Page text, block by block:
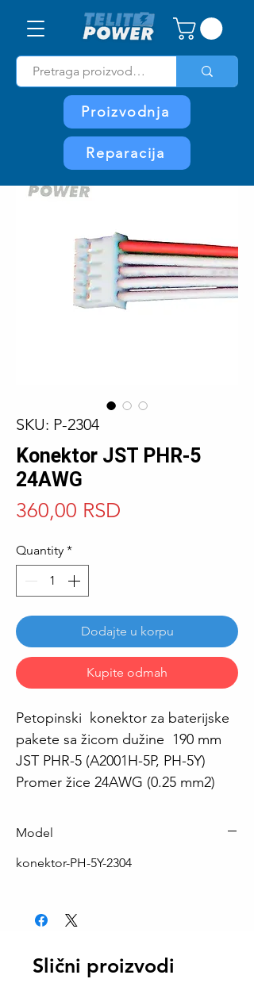
Proizvodnja
Reparacija
SKU: P-2304
Konektor JST PHR-5
24AWG
360,00 RSD
Quantity *
Dodajte u korpu
Kupite odmah
Petopinski konektor za baterijske
pakete sa žicom dužine 190 mm
JST PHR-5 (A2001H-5P, PH-5Y)
Promer žice 24AWG (0.25 mm2)
Model
konektor-PH-5Y-2304
Slični proizvodi